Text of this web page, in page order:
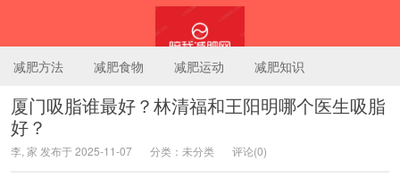
减肥方法 减肥食物 减肥运动 减肥知识
厦门吸脂谁最好？林清福和王阳明哪个医生吸脂
好？
李, 家 发布于 2025-11-07 分类：未分类 评论(0)